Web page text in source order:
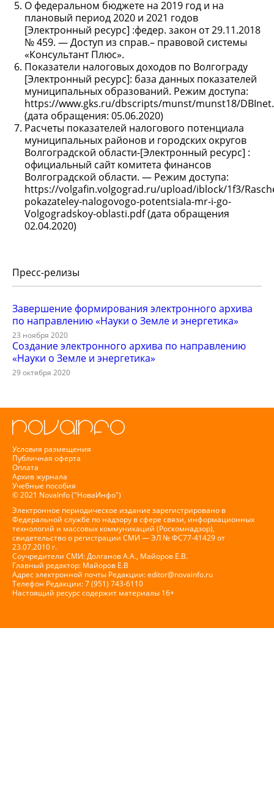
О федеральном бюджете на 2019 год и на
плановый период 2020 и 2021 годов
[Электронный ресурс] :федер. закон от 29.11.2018
№ 459. — Доступ из справ.– правовой системы
«Консультант Плюс».
Показатели налоговых доходов по Волгограду
[Электронный ресурс]: база данных показателей
муниципальных образований. Режим доступа:
https://www.gks.ru/dbscripts/munst/munst18/
(дата обращения: 05.06.2020)
Расчеты показателей налогового потенциала
муниципальных районов и городских округов
Волгоградской области-[Электронный ресурс] :
официальный сайт комитета финансов
Волгоградской области. — Режим доступа:
https://volgafin.volgograd.ru/upload/iblock/1f3/
pokazateley-nalogovogo-potentsiala-mr-i-go-
Volgogradskoy-oblasti.pdf (дата обращения
02.04.2020)
Пресс-релизы
Завершение формирования электронного архива
по направлению «Науки о Земле и энергетика»
23 ноября 2020
Создание электронного архива по направлению
«Науки о Земле и энергетика»
29 октября 2020
Условия размещения
Публичная оферта
Оплата
Архив журнала
Учебные пособия
© 2021 NovaInfo ("НоваИнфо")
Электронное периодическое издание зарегистрировано в
Федеральной службе по надзору в сфере связи, информационных
технологий и массовых коммуникаций (Роскомнадзор),
свидетельство о регистрации СМИ — ЭЛ № ФС77-41429 от
23.07.2010 г.
Соучредители СМИ: Долганов А.А., Майоров Е.В.
Главный редактор: Майоров Е.В
Адрес электронной почты Редакции:editor@novainfo.ru
Телефон Редакции: 7 (951) 743-6110
Настоящий ресурс содержит материалы 16+